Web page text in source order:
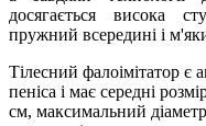
досягається висока
пружний всередині і
Тілесний фалоімітатор
пеніса і має середні
см, максимальний